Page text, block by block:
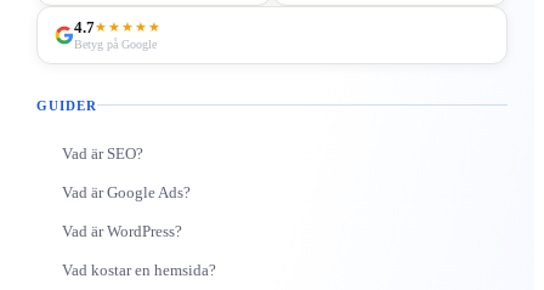
4.7★★★★★
Betyg på Google
GUIDER
Vad är SEO?
Vad är Google Ads?
Vad är WordPress?
Vad kostar en hemsida?